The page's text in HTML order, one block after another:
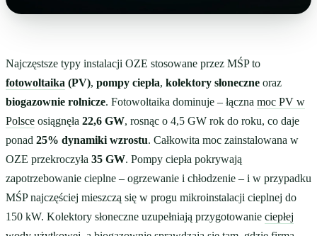
Najczęstsze typy instalacji OZE stosowane przez MŚP to
fotowoltaika (PV), pompy ciepła, kolektory słoneczne oraz
biogazownie rolnicze. Fotowoltaika dominuje – łączna moc PV w
Polsce osiągnęła 22,6 GW, rosnąc o 4,5 GW rok do roku, co daje
ponad 25% dynamiki wzrostu. Całkowita moc zainstalowana w
OZE przekroczyła 35 GW. Pompy ciepła pokrywają
zapotrzebowanie cieplne – ogrzewanie i chłodzenie – i w przypadku
MŚP najczęściej mieszczą się w progu mikroinstalacji cieplnej do
150 kW. Kolektory słoneczne uzupełniają przygotowanie ciepłej